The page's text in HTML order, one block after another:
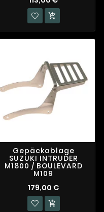

Gepäckablage
SUZUKI INTRUDER
M1800 / BOULEVARD
M109
179,00 €
